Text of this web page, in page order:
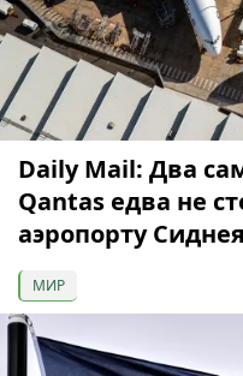
Daily Mail: Два
Qantas едва не
аэропорту Сиднея
МИР